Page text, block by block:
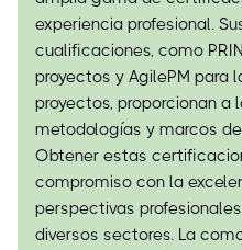
experiencia profesional.
cualificaciones, como
proyectos y AgilePM para
proyectos, proporcionan a
metodologías y marcos
Obtener estas
compromiso con la
perspectivas
diversos sectores. La